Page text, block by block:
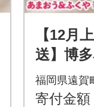
【12月
送】博
う」&ふ
太子」(
福岡県遠賀
寄付金額